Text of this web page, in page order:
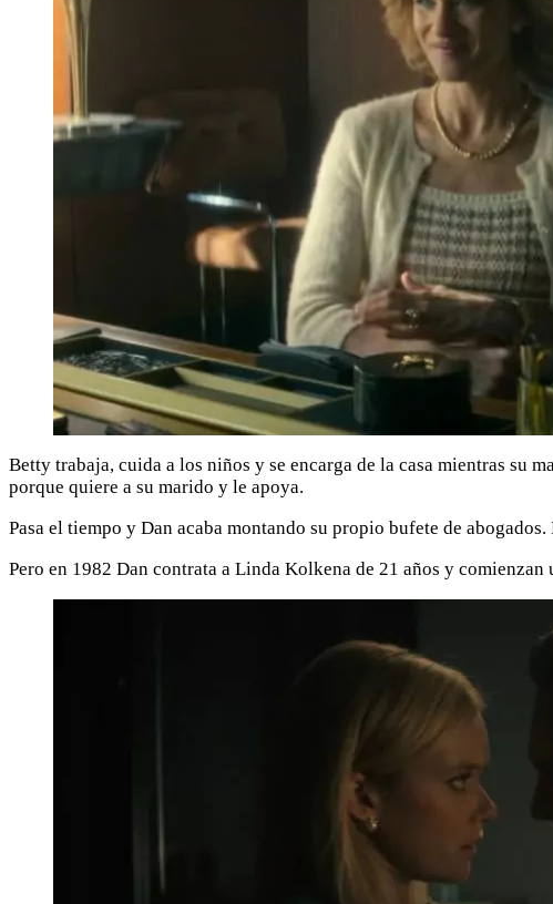
Betty trabaja, cuida a los niños y se encarga de la casa mientras su
porque quiere a su marido y le apoya.
Pasa el tiempo y Dan acaba montando su propio bufete de
Pero en 1982 Dan contrata a Linda Kolkena de 21 años y